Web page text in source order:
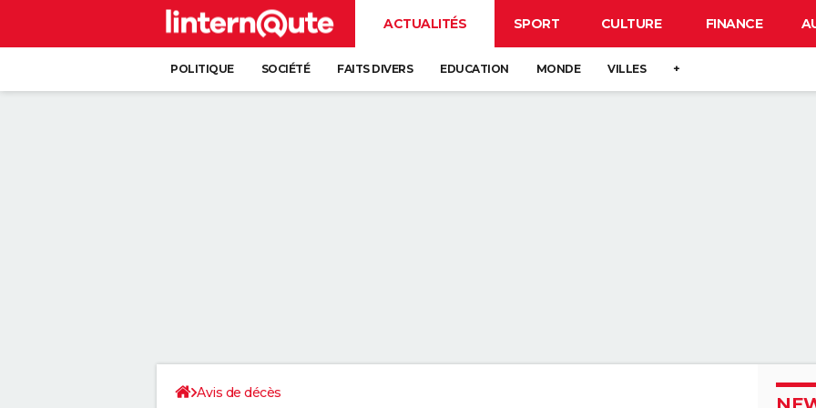
ACTUALITÉS SPORT CULTURE FINANCE
POLITIQUE SOCIÉTÉ FAITS DIVERS EDUCATION MONDE VILLES +
Avis de décès